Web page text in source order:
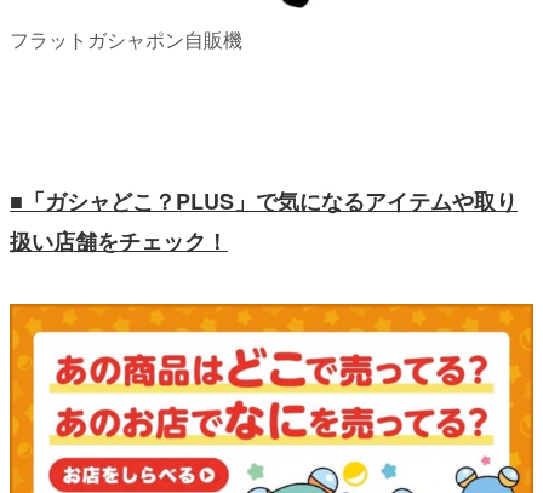
フラットガシャポン自販機
■「ガシャどこ？PLUS」で気になるアイテムや取り
扱い店舗をチェック！